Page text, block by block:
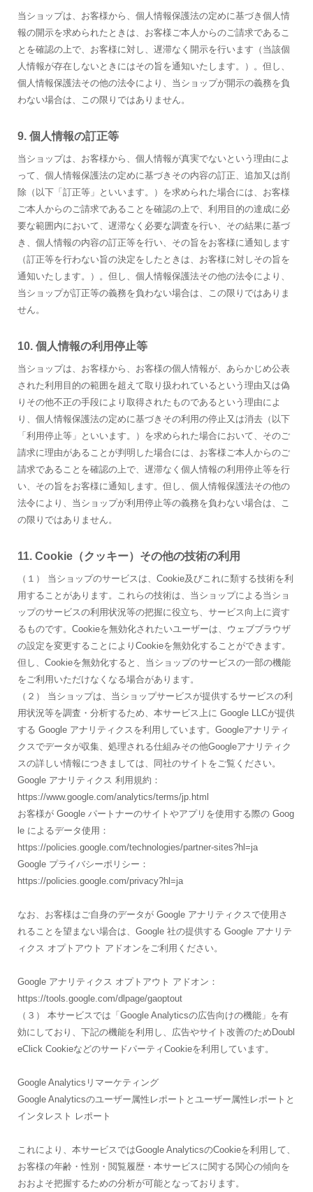
当ショップは、お客様から、個人情報保護法の定めに基づき個人情
報の開示を求められたときは、お客様ご本人からのご請求であるこ
とを確認の上で、お客様に対し、遅滞なく開示を行います（当該個
人情報が存在しないときにはその旨を通知いたします。）。但し、
個人情報保護法その他の法令により、当ショップが開示の義務を負
わない場合は、この限りではありません。
9. 個人情報の訂正等
当ショップは、お客様から、個人情報が真実でないという理由によ
って、個人情報保護法の定めに基づきその内容の訂正、追加又は削
除（以下「訂正等」といいます。）を求められた場合には、お客様
ご本人からのご請求であることを確認の上で、利用目的の達成に必
要な範囲内において、遅滞なく必要な調査を行い、その結果に基づ
き、個人情報の内容の訂正等を行い、その旨をお客様に通知します
（訂正等を行わない旨の決定をしたときは、お客様に対しその旨を
通知いたします。）。但し、個人情報保護法その他の法令により、
当ショップが訂正等の義務を負わない場合は、この限りではありま
せん。
10. 個人情報の利用停止等
当ショップは、お客様から、お客様の個人情報が、あらかじめ公表
された利用目的の範囲を超えて取り扱われているという理由又は偽
りその他不正の手段により取得されたものであるという理由によ
り、個人情報保護法の定めに基づきその利用の停止又は消去（以下
「利用停止等」といいます。）を求められた場合において、そのご
請求に理由があることが判明した場合には、お客様ご本人からのご
請求であることを確認の上で、遅滞なく個人情報の利用停止等を行
い、その旨をお客様に通知します。但し、個人情報保護法その他の
法令により、当ショップが利用停止等の義務を負わない場合は、こ
の限りではありません。
11. Cookie（クッキー）その他の技術の利用
（１） 当ショップのサービスは、Cookie及びこれに類する技術を利
用することがあります。これらの技術は、当ショップによる当ショ
ップのサービスの利用状況等の把握に役立ち、サービス向上に資す
るものです。Cookieを無効化されたいユーザーは、ウェブブラウザ
の設定を変更することによりCookieを無効化することができます。
但し、Cookieを無効化すると、当ショップのサービスの一部の機能
をご利用いただけなくなる場合があります。
（２） 当ショップは、当ショップサービスが提供するサービスの利
用状況等を調査・分析するため、本サービス上に Google LLCが提供
する Google アナリティクスを利用しています。Googleアナリティ
クスでデータが収集、処理される仕組みその他Googleアナリティク
スの詳しい情報につきましては、同社のサイトをご覧ください。
Google アナリティクス 利用規約：
https://www.google.com/analytics/terms/jp.html
お客様が Google パートナーのサイトやアプリを使用する際の Goog
le によるデータ使用：
https://policies.google.com/technologies/partner-sites?hl=ja
Google プライバシーポリシー：
https://policies.google.com/privacy?hl=ja
なお、お客様はご自身のデータが Google アナリティクスで使用さ
れることを望まない場合は、Google 社の提供する Google アナリテ
ィクス オプトアウト アドオンをご利用ください。
Google アナリティクス オプトアウト アドオン：
https://tools.google.com/dlpage/gaoptout
（３） 本サービスでは「Google Analyticsの広告向けの機能」を有
効にしており、下記の機能を利用し、広告やサイト改善のためDoubl
eClick CookieなどのサードパーティCookieを利用しています。
Google Analyticsリマーケティング
Google Analyticsのユーザー属性レポートとユーザー属性レポートと
インタレスト レポート
これにより、本サービスではGoogle AnalyticsのCookieを利用して、
お客様の年齢・性別・閲覧履歴・本サービスに関する関心の傾向を
おおよそ把握するための分析が可能となっております。